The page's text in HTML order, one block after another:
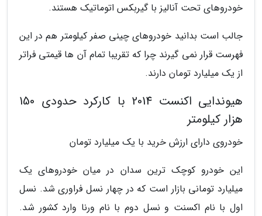
خودروهای تحت آنالیز با گیربکس اتوماتیک هستند.
جالب است بدانید خودروهای چینی صفر کیلومتر هم در این
فهرست قرار نمی گیرند چرا که تقریبا تمام آن ها قیمتی فراتر
از یک میلیارد تومان دارند.
هیوندایی اکنست 2014 با کارکرد حدودی 150
هزار کیلومتر
خودروی دارای ارزش خرید با یک میلیارد تومان
این خودرو کوچک ترین سدان در میان خودروهای یک
میلیارد تومانی بازار است که در چهار نسل فراوری شد. نسل
اول با نام اکسنت و نسل دوم با نام ورنا وارد کشور شد.